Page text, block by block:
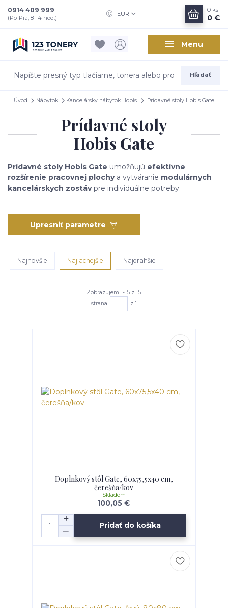
Menu
EUR
Hľadať
0914 409 999
(Po-Pia, 8-14 hod.)
0 ks
0 €
Úvod Nábytok Kancelársky nábytok Hobis Prídavné stoly Hobis Gate
Prídavné stoly
Hobis Gate
Prídavné stoly Hobis Gate umožňujú efektívne
rozšírenie pracovnej plochya vytváranie modulárnych
kancelárskych zostávpre individuálne potreby.
Upresniť parametre
Najnovšie Najlacnejšie Najdrahšie
Zobrazujem 1-15 z 15
strana
z 1
Doplnkový stôl Gate, 60x75,5x40 cm,
čerešňa/kov
100,05 €
Skladom
Pridať do košíka